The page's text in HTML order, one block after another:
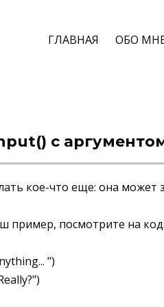
ГЛАВНАЯ ОБО
с
кое-что еще: она
пример, посмотрите на
")